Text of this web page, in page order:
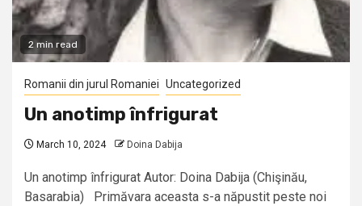
2 min read
Romanii din jurul Romaniei Uncategorized
Un anotimp înfrigurat
March 10, 2024 Doina Dabija
Un anotimp înfrigurat Autor: Doina Dabija (Chişinău,
Basarabia) Primăvara aceasta s-a năpustit peste noi